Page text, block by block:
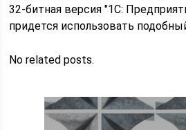
32-битная версия "1С:
придется использовать
No related posts.